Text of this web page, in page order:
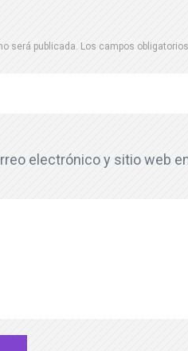
será publicada. Los campos
electrónico y sitio web